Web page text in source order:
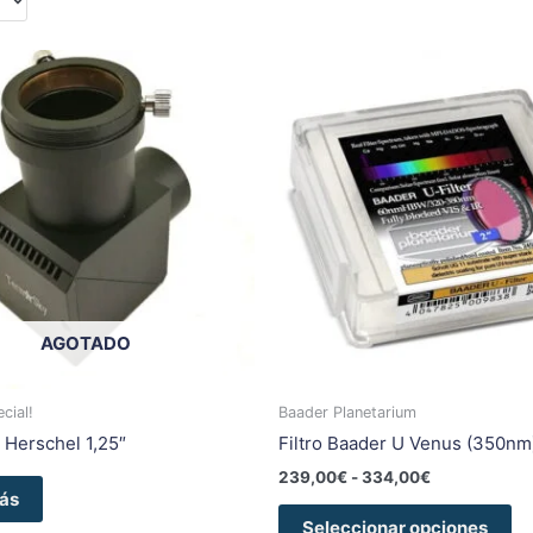
AGOTADO
1,25″
Baader Planetarium
Filtro Baader U Venus
239,00€ -334,00€
precios:
desde
239,00€
hasta
334,00€
Seleccionar opciones
se